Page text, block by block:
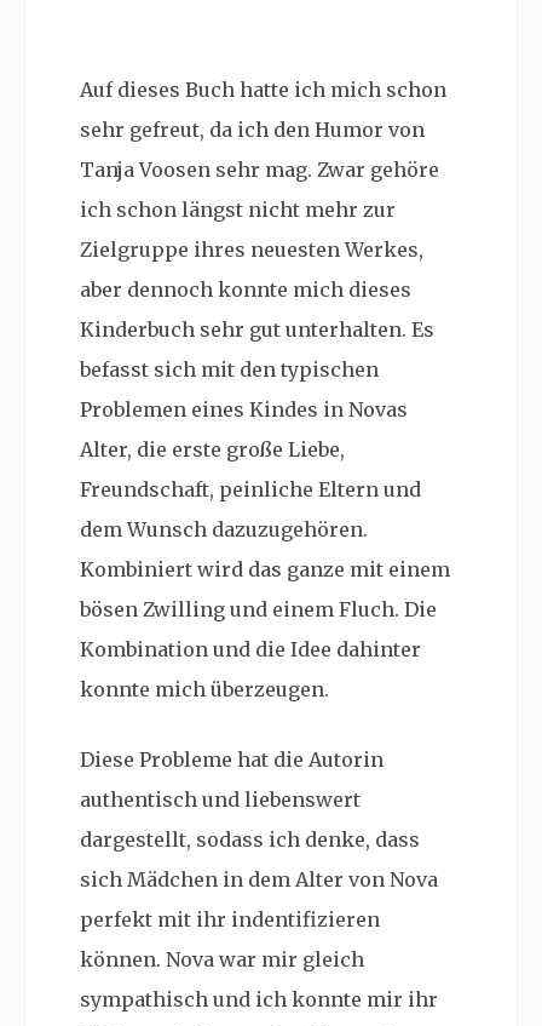
Auf dieses Buch hatte ich mich schon
sehr gefreut, da ich den Humor von
Tanja Voosen sehr mag. Zwar gehöre
ich schon längst nicht mehr zur
Zielgruppe ihres neuesten Werkes,
aber dennoch konnte mich dieses
Kinderbuch sehr gut unterhalten. Es
befasst sich mit den typischen
Problemen eines Kindes in Novas
Alter, die erste große Liebe,
Freundschaft, peinliche Eltern und
dem Wunsch dazuzugehören.
Kombiniert wird das ganze mit einem
bösen Zwilling und einem Fluch. Die
Kombination und die Idee dahinter
konnte mich überzeugen.
Diese Probleme hat die Autorin
authentisch und liebenswert
dargestellt, sodass ich denke, dass
sich Mädchen in dem Alter von Nova
perfekt mit ihr indentifizieren
können. Nova war mir gleich
sympathisch und ich konnte mir ihr